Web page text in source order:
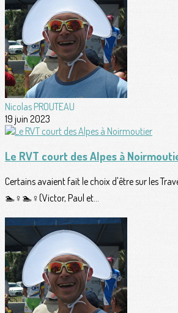
Nicolas PROUTEAU
19 juin 2023
Le RVT court des Alpes à
Certains avaient fait le choix d'être sur les
🏊♀️🏊♀️(Victor, Paul et...